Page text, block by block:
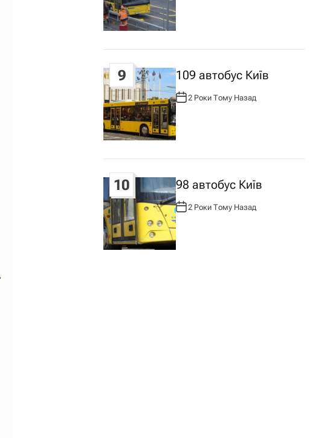
О
Р
:
9 109 автобус Київ
А
В
Т
О
Р
:
2 Роки Тому Назад
10 98 автобус Київ
А
В
Т
О
Р
:
2 Роки Тому Назад